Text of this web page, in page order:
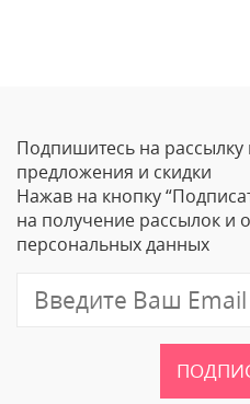
Ваше Имя
Email
Подпишитесь на
предложения и скидки
Нажав на кнопку
на получение рассылок и
персональных данных